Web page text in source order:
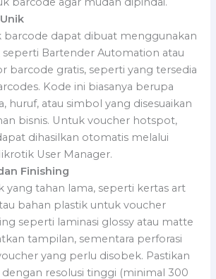
barcode dapat dibuat menggunakan
Bartender Automation atau
barcode gratis, seperti yang tersedia
Kode ini biasanya berupa
huruf, atau simbol yang disesuaikan
bisnis. Untuk voucher hotspot,
dihasilkan otomatis melalui
User Manager.
Finishing
yang tahan lama, seperti kertas art
bahan plastik untuk voucher
seperti laminasi glossy atau matte
tampilan, sementara perforasi
yang perlu disobek. Pastikan
resolusi tinggi (minimal 300